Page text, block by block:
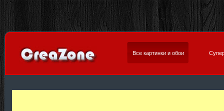
Все картинки и обои